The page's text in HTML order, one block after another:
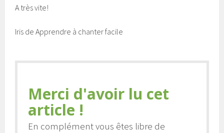
A très vite!
Iris de Apprendre à chanter facile
Merci d'avoir lu cet
article !
En complément vous êtes libre de